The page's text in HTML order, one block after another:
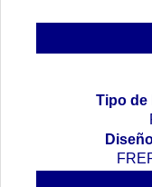
Tipo de